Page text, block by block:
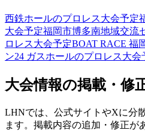
西鉄ホールのプロレス大会予定
大会予定福岡市博多南地域交流
ロレス大会予定BOAT RACE 福
ン24 ガスホールのプロレス大会
大会情報の掲載・修
LHNでは、公式サイトやXに分
ます。掲載内容の追加・修正が